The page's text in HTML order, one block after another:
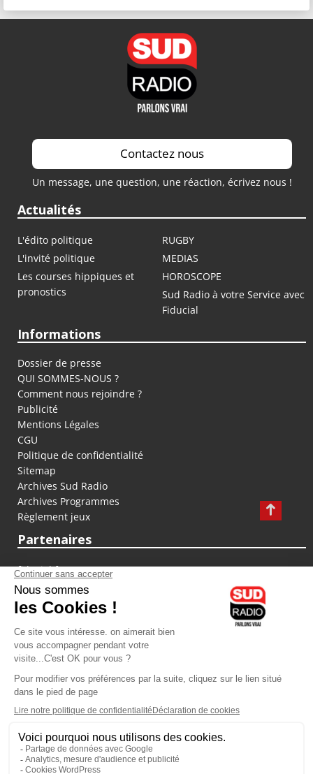
Contactez nous
Un message, une question, une réaction, écrivez nous !
Actualités
L'édito politique
RUGBY
L'invité politique
MEDIAS
Les courses hippiques et
pronostics
HOROSCOPE
Sud Radio à votre Service avec
Fiducial
Informations
Dossier de presse
QUI SOMMES-NOUS ?
Comment nous rejoindre ?
Publicité
Mentions Légales
CGU
Politique de confidentialité
Sitemap
Archives Sud Radio
Archives Programmes
Règlement jeux
Partenaires
fiducial.fr
lyoncapitale.fr
olympique-et-lyonnais.com
L'application Iphone / Android
Téléchargez l'application
Les cookies
Gestion des cookies
Crédit photos : ©Sud Radio / Pierre Olivier